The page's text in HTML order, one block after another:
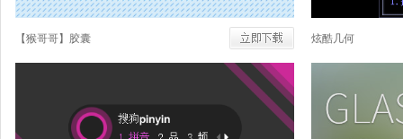
【猴哥哥】胶囊 炫酷几何